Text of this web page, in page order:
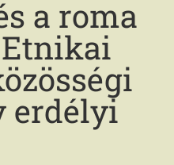
a roma
erdélyi